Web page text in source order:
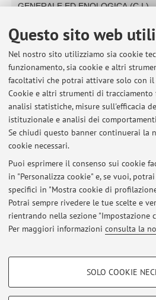
Questo sito web
Nel nostro sito utilizziamo sia cookie
funzionamento, sia cookie e altri
facoltativi che potrai attivare solo con il
Cookie e altri strumenti di
analisi statistiche, misure sull'efficacia
istituzionale e analisi dei
Se chiudi questo banner continuerai la
cookie necessari.
Puoi esprimere il consenso sui cookie
in "Personalizza cookie" e, se vuoi,
specifici in "Mostra cookie di
Potrai sempre rivedere le tue scelte e
rientrando nella sezione "Impostazione
Per maggiori informazioni consulta la
COOKIE DI PROFILAZIONE -
SOLO COOKIE
GENERALE ED ENOLOGICA (C.I.)
Ultimi avvisi
Esiti appello di valorizzazione dei
alimentare - Modulo Lanciotti del 08/
Pubblicato il: 10 febbraio 2024
Esiti appello di valorizzazione dei
alimentare - Modulo Lanciotti del 11/01/
Pubblicato il: 16 gennaio 2024
Esiti Fuori-appello di valorizzazione dei
alimentare - Modulo Lanciotti del 27/
Pubblicato il: 30 ottobre 2023
Area riservata
Accedi tramiteloginper gestire tutti i